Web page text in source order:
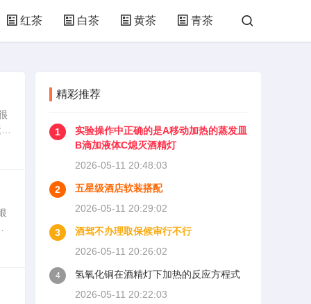
红茶 白茶 黄茶 青茶
精彩推荐
1
实验操作中正确的是A移动加热的蒸发皿
B滴加液体C熄灭酒精灯
2026-05-11 20:48:03
2
五星级酒店软装搭配
2026-05-11 20:29:02
3
酒驾不办理取保候审行不行
2026-05-11 20:26:02
4
氢氧化铜在酒精灯下加热的反应方程式
2026-05-11 20:22:03